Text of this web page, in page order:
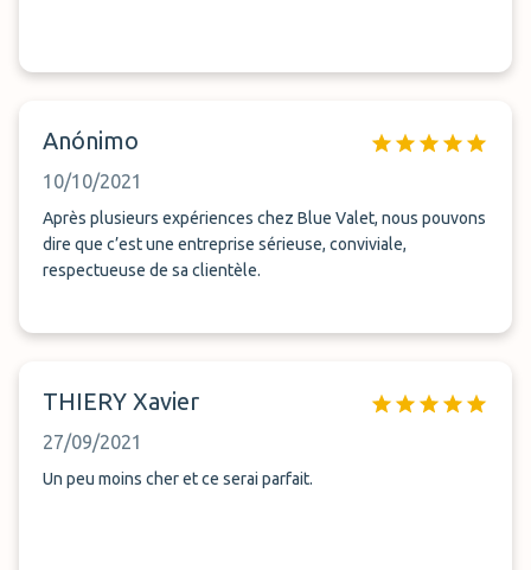
Anónimo
10/10/2021
Après plusieurs expériences chez Blue Valet, nous pouvons
dire que c’est une entreprise sérieuse, conviviale,
respectueuse de sa clientèle.
THIERY Xavier
27/09/2021
Un peu moins cher et ce serai parfait.